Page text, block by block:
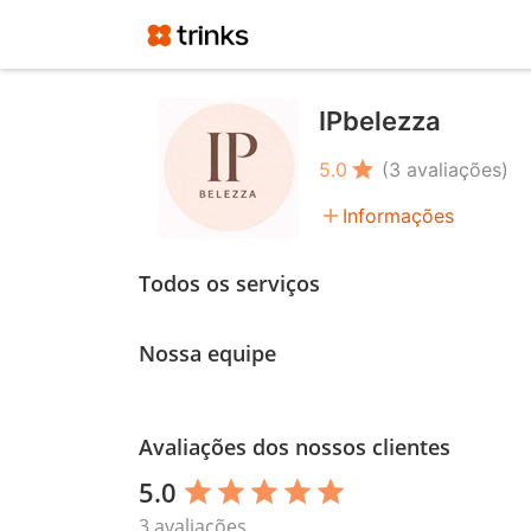
IPbelezza
5.0 star (3 avaliações)
add Informações
Todos os serviços
Nossa equipe
Avaliações dos nossos clientes
5.0 star star star star star
3 avaliações